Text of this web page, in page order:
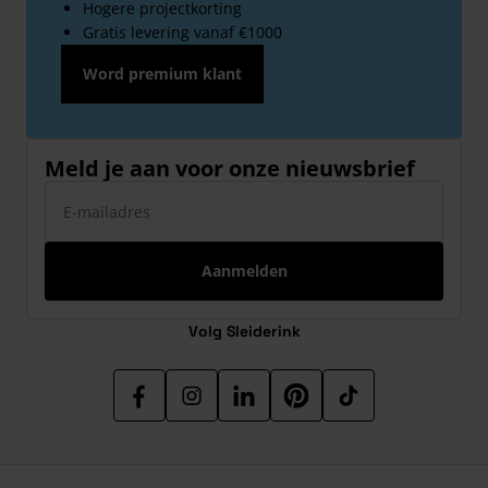
Hogere projectkorting
Gratis levering vanaf €1000
Word premium klant
Meld je aan voor onze nieuwsbrief
Aanmelden
Volg Sleiderink